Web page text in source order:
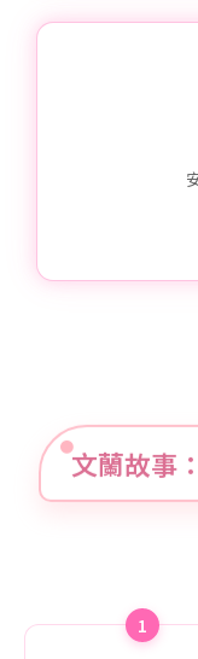
文蘭故事
1